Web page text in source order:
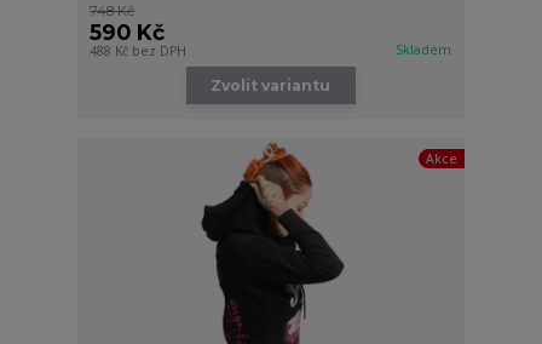
748 Kč
590 Kč
488 Kč bez DPH Skladem
Zvolit variantu
Akce